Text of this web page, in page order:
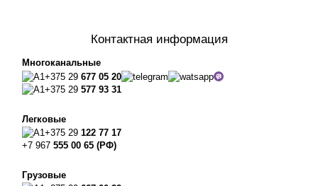
Контактная информация
Многоканальные
+375 29 677 05 20
+375 29 577 93 31
Легковые
+375 29 122 77 17
+7 967 555 00 65 (РФ)
Грузовые